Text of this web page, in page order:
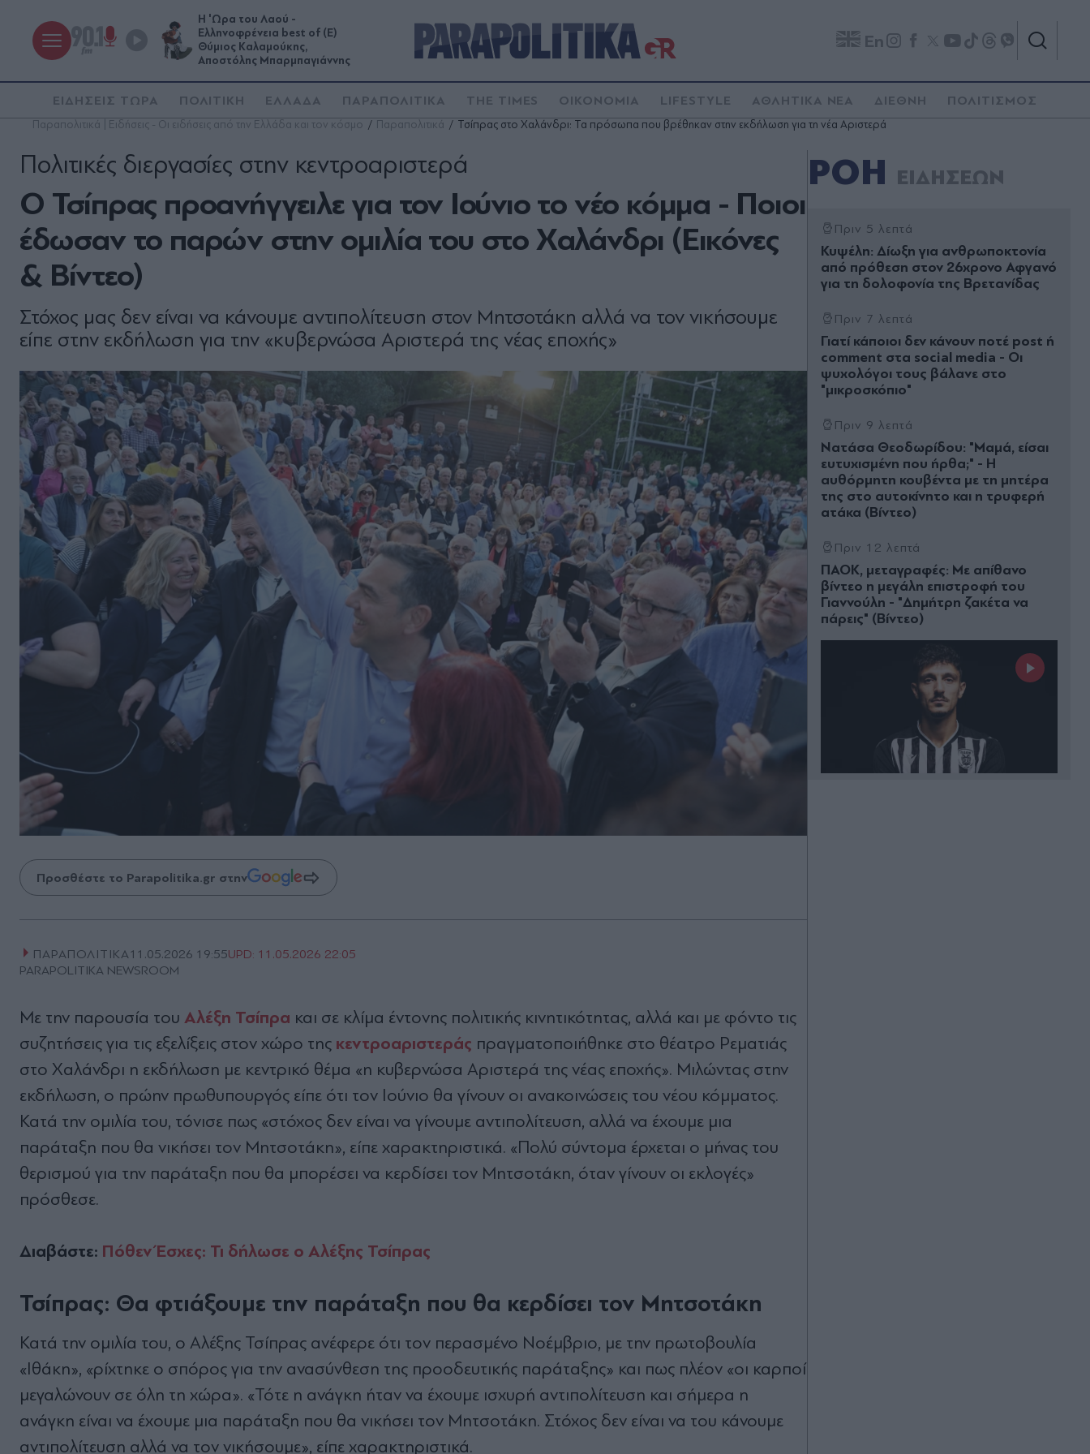
Η 'Ωρα του Λαού -
Ελληνοφρένεια best of (Ε)
Θύμιος Καλαμούκης,
Αποστόλης Μπαρμπαγιάννης
En
ΕΙΔΗΣΕΙΣ ΤΩΡΑ ΠΟΛΙΤΙΚΗ ΕΛΛΑΔΑ ΠΑΡΑΠΟΛΙΤΙΚΑ THE TIMES ΟΙΚΟΝΟΜΙΑ LIFESTYLE ΑΘΛΗΤΙΚΑ ΝΕΑ ΔΙΕΘΝΗ ΠΟΛΙΤΙΣΜΟΣ
Παραπολιτικά | Ειδήσεις - Οι ειδήσεις από την Ελλάδα και τον κόσμο Παραπολιτικά Τσίπρας στο Χαλάνδρι: Τα πρόσωπα που βρέθηκαν στην εκδήλωση για τη νέα Αριστερά
Ο Τσίπρας προανήγγειλε για τον Ιούνιο το νέο κόμμα - Ποιοι
έδωσαν το παρών στην ομιλία του στο Χαλάνδρι (Εικόνες
& Βίντεο)
Πολιτικές διεργασίες στην κεντροαριστερά
Στόχος μας δεν είναι να κάνουμε αντιπολίτευση στον Μητσοτάκη αλλά να τον νικήσουμε
είπε στην εκδήλωση για την «κυβερνώσα Αριστερά της νέας εποχής»
Προσθέστε το Parapolitika.gr στην
ΠΑΡΑΠΟΛΙΤΙΚΑ11.05.2026 19:55UPD: 11.05.2026 22:05
PARAPOLITIKA NEWSROOM
Με την παρουσία του Αλέξη Τσίπρα και σε κλίμα έντονης πολιτικής κινητικότητας, αλλά και με φόντο τις
συζητήσεις για τις εξελίξεις στον χώρο της κεντροαριστεράς πραγματοποιήθηκε στο θέατρο Ρεματιάς
στο Χαλάνδρι η εκδήλωση με κεντρικό θέμα «η κυβερνώσα Αριστερά της νέας εποχής». Μιλώντας στην
εκδήλωση, ο πρώην πρωθυπουργός είπε ότι τον Ιούνιο θα γίνουν οι ανακοινώσεις του νέου κόμματος.
Κατά την ομιλία του, τόνισε πως «στόχος δεν είναι να γίνουμε αντιπολίτευση, αλλά να έχουμε μια
παράταξη που θα νικήσει τον Μητσοτάκη», είπε χαρακτηριστικά. «Πολύ σύντομα έρχεται ο μήνας του
θερισμού για την παράταξη που θα μπορέσει να κερδίσει τον Μητσοτάκη, όταν γίνουν οι εκλογές»
πρόσθεσε.
Διαβάστε: Πόθεν Έσχες: Τι δήλωσε ο Αλέξης Τσίπρας
Τσίπρας: Θα φτιάξουμε την παράταξη που θα κερδίσει τον Μητσοτάκη
Κατά την ομιλία του, ο Αλέξης Τσίπρας ανέφερε ότι τον περασμένο Νοέμβριο, με την πρωτοβουλία
«Ιθάκη», «ρίχτηκε ο σπόρος για την ανασύνθεση της προοδευτικής παράταξης» και πως πλέον «οι καρποί
μεγαλώνουν σε όλη τη χώρα». «Τότε η ανάγκη ήταν να έχουμε ισχυρή αντιπολίτευση και σήμερα η
ανάγκη είναι να έχουμε μια παράταξη που θα νικήσει τον Μητσοτάκη. Στόχος δεν είναι να του κάνουμε
αντιπολίτευση αλλά να τον νικήσουμε», είπε χαρακτηριστικά.
ΡΟΗ ΕΙΔΗΣΕΩΝ
Πριν 5 λεπτά
Κυψέλη: Δίωξη για ανθρωποκτονία
από πρόθεση στον 26χρονο Αφγανό
για τη δολοφονία της Βρετανίδας
Πριν 7 λεπτά
Γιατί κάποιοι δεν κάνουν ποτέ post ή
comment στα social media - Οι
ψυχολόγοι τους βάλανε στο
"μικροσκόπιο"
Πριν 9 λεπτά
Νατάσα Θεοδωρίδου: "Μαμά, είσαι
ευτυχισμένη που ήρθα;" - Η
αυθόρμητη κουβέντα με τη μητέρα
της στο αυτοκίνητο και η τρυφερή
ατάκα (Βίντεο)
Πριν 12 λεπτά
ΠΑΟΚ, μεταγραφές: Με απίθανο
βίντεο η μεγάλη επιστροφή του
Γιαννούλη - "Δημήτρη ζακέτα να
πάρεις" (Βίντεο)